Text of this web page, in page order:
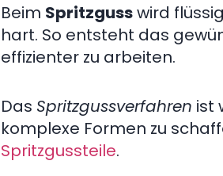
Beim Spritzgusswird
hart. So entsteht das
effizienter zu arbeiten.
Das Spritzgussverfahren ist
komplexe Formen zu
Spritzgussteile.